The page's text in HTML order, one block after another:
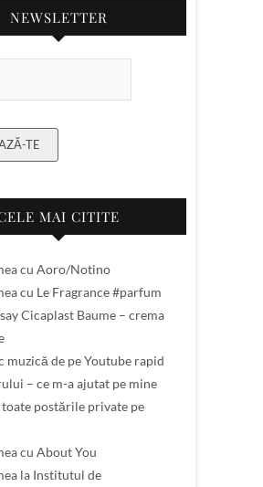
NEWSLETTER
TE
MAI CITITE
cu Aoro/Notino
cu Le Fragrance #parfum
Cicaplast Baume – crema
muzică de pe Youtube rapid
– ce m-a ajutat pe mine
postările private pe
cu About You
la Institutul de